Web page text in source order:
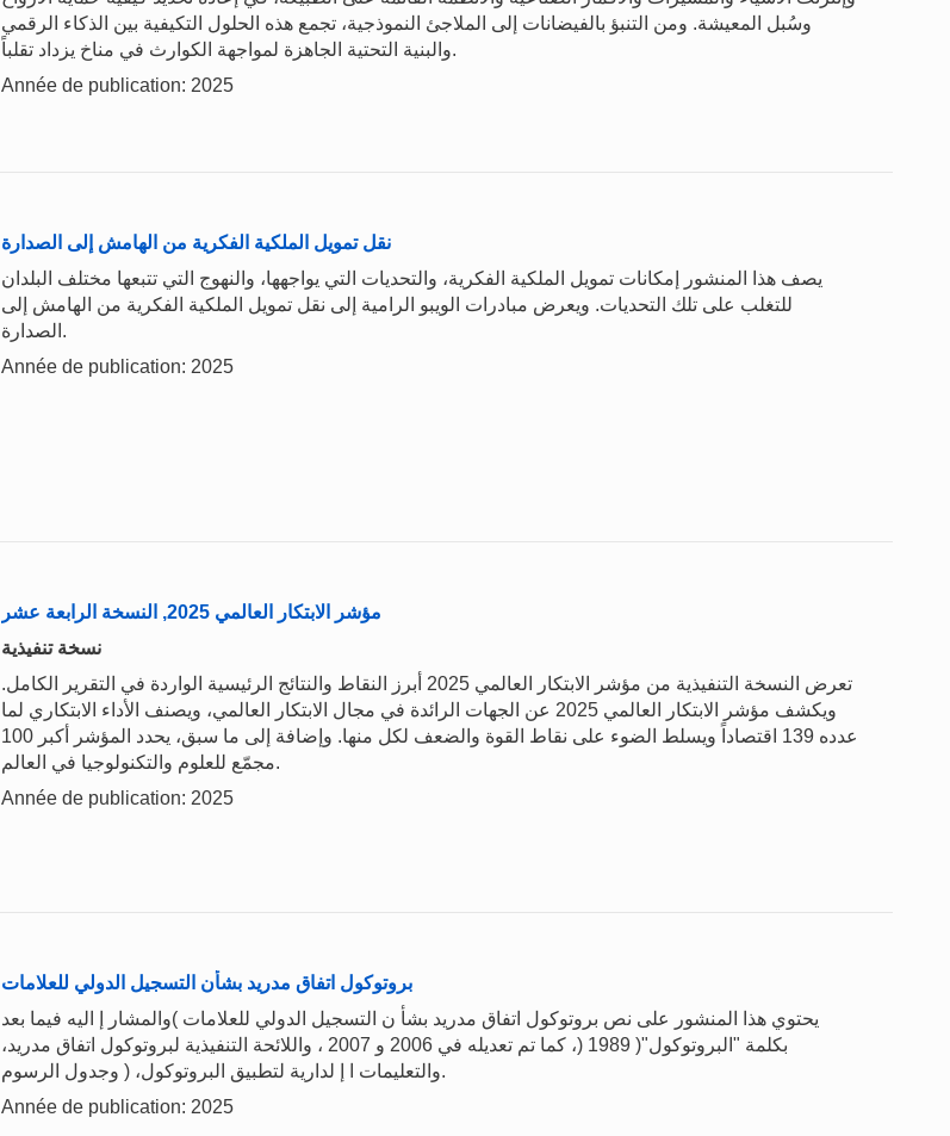
وسُبل المعيشة. ومن التنبؤ بالفيضانات إلى الملاجئ النموذجية، تجمع هذه الحلول التكيفية بين الذكاء الرقمي
والبنية التحتية الجاهزة لمواجهة الكوارث في مناخ يزداد تقلباً.
Année de publication: 2025
نقل تمويل الملكية الفكرية من الهامش إلى الصدارة
يصف هذا المنشور إمكانات تمويل الملكية الفكرية، والتحديات التي يواجهها، والنهوج التي تتبعها مختلف البلدان
للتغلب على تلك التحديات. ويعرض مبادرات الويبو الرامية إلى نقل تمويل الملكية الفكرية من الهامش إلى
الصدارة.
Année de publication: 2025
مؤشر الابتكار العالمي 2025, النسخة الرابعة عشر
نسخة تنفيذية
تعرض النسخة التنفيذية من مؤشر الابتكار العالمي 2025 أبرز النقاط والنتائج الرئيسية الواردة في التقرير الكامل.
ويكشف مؤشر الابتكار العالمي 2025 عن الجهات الرائدة في مجال الابتكار العالمي، ويصنف الأداء الابتكاري لما
عدده 139 اقتصاداً ويسلط الضوء على نقاط القوة والضعف لكل منها. وإضافة إلى ما سبق، يحدد المؤشر أكبر 100
مجمّع للعلوم والتكنولوجيا في العالم.
Année de publication: 2025
بروتوكول اتفاق مدريد بشأن التسجيل الدولي للعلامات
يحتوي هذا المنشور على نص بروتوكول اتفاق مدريد بشأ ن التسجيل الدولي للعلامات )والمشار إ اليه فيما بعد
بكلمة "البروتوكول"( 1989 (، كما تم تعديله في 2006 و 2007 ، واللائحة التنفيذية لبروتوكول اتفاق مدريد،
والتعليمات ا إ لدارية لتطبيق البروتوكول، ( وجدول الرسوم.
Année de publication: 2025